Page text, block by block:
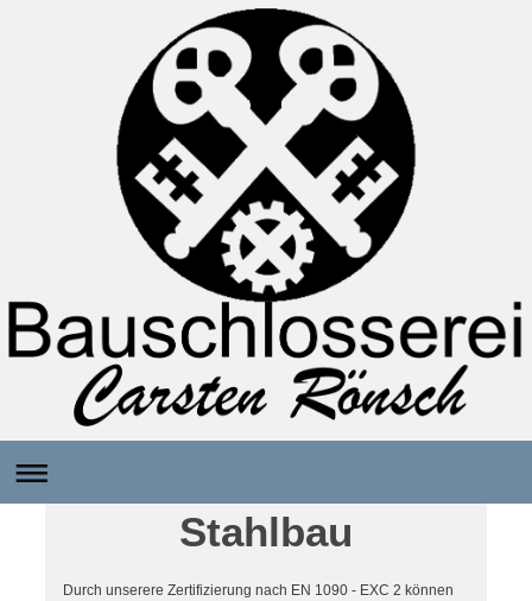
Stahlbau
Durch unserere Zertifizierung nach EN 1090 - EXC 2 können